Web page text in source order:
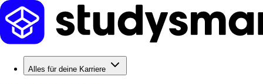
Alles für deine Karriere